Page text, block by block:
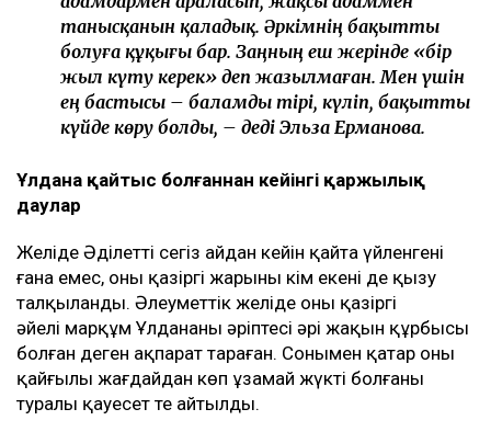
танысқанын қаладық. Әркімнің бақытты
болуға құқығы бар. Заңның еш жерінде «бір
жыл күту керек» деп жазылмаған. Мен үшін
ең бастысы – баламды тірі, күліп, бақытты
күйде көру болды, – деді Эльза Ерманова.
Ұлдана қайтыс болғаннан кейінгі қаржылық
даулар
Желіде Әділеттің сегіз айдан кейін қайта үйленгені
ғана емес, оның қазіргі жарының кім екені де қызу
талқыланды. Әлеуметтік желіде оның қазіргі
әйелі марқұм Ұлдананың әріптесі әрі жақын құрбысы
болған деген ақпарат тараған. Сонымен қатар оның
қайғылы жағдайдан көп ұзамай жүкті болғаны
туралы қауесет те айтылды.